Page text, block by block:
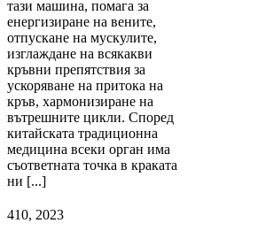
тази машина, помага за
енергизиране на вените,
отпускане на мускулите,
изглаждане на всякакви
кръвни препятствия за
ускоряване на притока на
кръв, хармонизиране на
вътрешните цикли. Според
китайската традиционна
медицина всеки орган има
съответната точка в краката
ни [...]
410, 2023